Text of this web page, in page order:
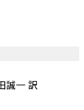
誠一 訳